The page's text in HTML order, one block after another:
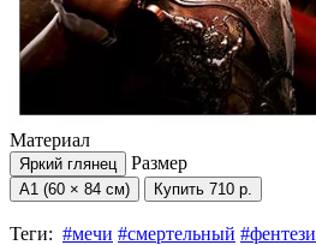
Материал
Яркий глянец Размер
А1 (60 × 84 см) Купить 710 р.
Теги: #мечи #смертельный #фентези